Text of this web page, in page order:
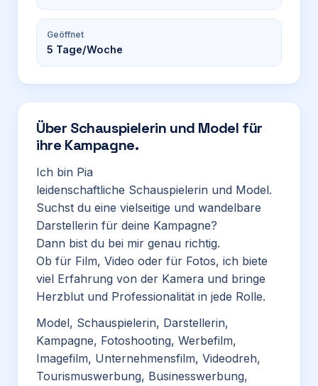
Geöffnet
5 Tage/Woche
Über Schauspielerin und Model für
ihre Kampagne.
Ich bin Pia
leidenschaftliche Schauspielerin und Model.
Suchst du eine vielseitige und wandelbare
Darstellerin für deine Kampagne?
Dann bist du bei mir genau richtig.
Ob für Film, Video oder für Fotos, ich biete
viel Erfahrung von der Kamera und bringe
Herzblut und Professionalität in jede Rolle.
Model, Schauspielerin, Darstellerin,
Kampagne, Fotoshooting, Werbefilm,
Imagefilm, Unternehmensfilm, Videodreh,
Tourismuswerbung, Businesswerbung,